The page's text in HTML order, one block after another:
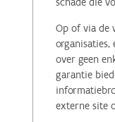
Op of via de
organisaties,
over geen
garantie
externe site